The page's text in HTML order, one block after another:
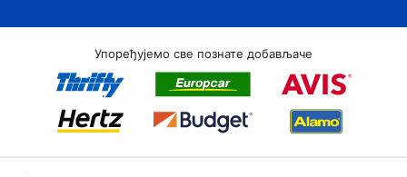
Упоређујемо све познате добављаче